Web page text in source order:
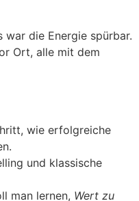
war die Energie spürbar.
Ort, alle mit dem
wie erfolgreiche
und klassische
man lernen, Wert zu